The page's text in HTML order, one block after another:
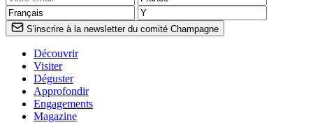
S'inscrire à la newsletter du comité Champagne
Découvrir
Visiter
Déguster
Approfondir
Engagements
Magazine